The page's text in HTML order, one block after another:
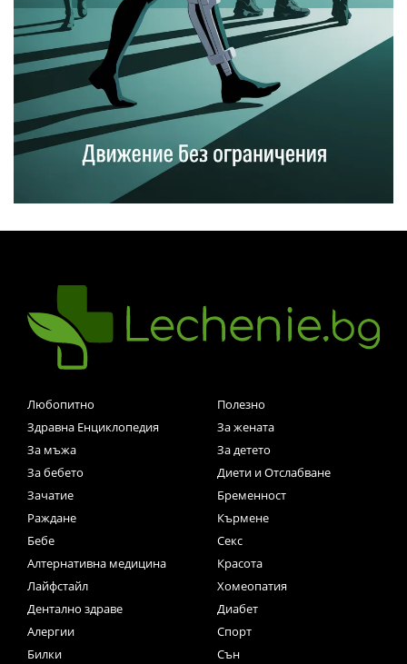
Любопитно
Полезно
Здравна Енциклопедия
За жената
За мъжа
За детето
За бебето
Диети и Отслабване
Зачатие
Бременност
Раждане
Кърмене
Бебе
Секс
Алтернативна медицина
Красота
Лайфстайл
Хомеопатия
Дентално здраве
Диабет
Алергии
Спорт
Билки
Сън